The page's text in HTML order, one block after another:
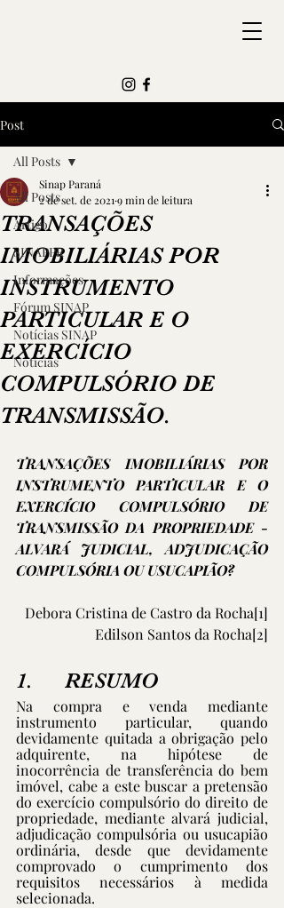
Post
All Posts
Artigo
SINAPPR
Informações
Fórum SINAP
Notícias SINAP
Notícias
All Posts
TRANSAÇÕES
IMOBILIÁRIAS POR
INSTRUMENTO
PARTICULAR E O
EXERCÍCIO
COMPULSÓRIO DE
TRANSMISSÃO.
Sinap Paraná
2 de set. de 2021 9 min de leitura
TRANSAÇÕES IMOBILIÁRIAS POR
INSTRUMENTO PARTICULAR E O
EXERCÍCIO COMPULSÓRIO DE
TRANSMISSÃO DA PROPRIEDADE -
ALVARÁ JUDICIAL, ADJUDICAÇÃO
COMPULSÓRIA OU USUCAPIÃO?
Debora Cristina de Castro da Rocha[1]
Edilson Santos da Rocha[2]
1.      RESUMO
Na compra e venda mediante
instrumento particular, quando
devidamente quitada a obrigação pelo
adquirente, na hipótese de
inocorrência de transferência do bem
imóvel, cabe a este buscar a pretensão
do exercício compulsório do direito de
propriedade, mediante alvará judicial,
adjudicação compulsória ou usucapião
ordinária, desde que devidamente
comprovado o cumprimento dos
requisitos necessários à medida
selecionada.